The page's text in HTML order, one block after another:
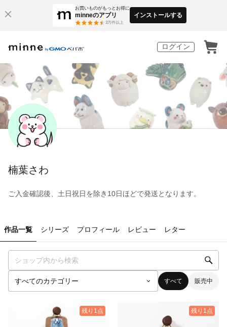
お買いものがもっとお得に
minneのアプリ
3万件以上
インストールする
ログイン
楠葉さわ
ご入金確認後、土日祝日を除き10日ほどで発送となります。
作品一覧 シリーズ プロフィール レビュー レター
すべて 販売中
残り1点 残り1点